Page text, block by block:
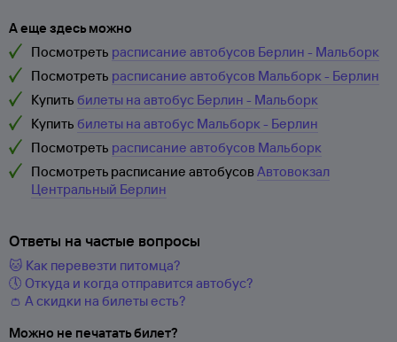
А еще здесь можно
Посмотреть расписание автобусов Берлин - Мальборк
Посмотреть расписание автобусов Мальборк - Берлин
Купить билеты на автобус Берлин - Мальборк
Купить билеты на автобус Мальборк - Берлин
Посмотреть расписание автобусов Мальборк
Посмотреть расписание автобусовАвтовокзал
Центральный Берлин
Ответы на частые вопросы
🐱 Как перевезти питомца?
🕔 Откуда и когда отправится автобус?
👛 А скидки на билеты есть?
Можно не печатать билет?